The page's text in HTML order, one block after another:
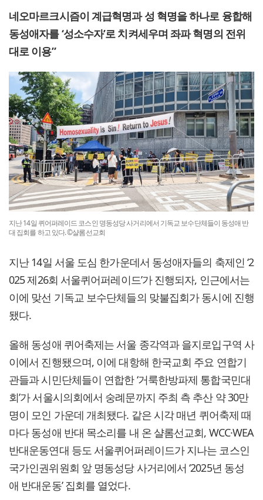
네오마르크시즘이 계급혁명과 성 혁명을 하나로 융합해
동성애자를 ‘성소수자’로 치켜세우며 좌파 혁명의 전위
대로 이용”
지난 14일 퀴어퍼레이드 코스인 명동성당 사거리에서 기독교 보수단체들이 동성애 반
대 집회를 하고 있다. ©샬롬선교회
지난 14일 서울 도심 한가운데서 동성애자들의 축제인 ‘2
025 제26회 서울퀴어퍼레이드’가 진행되자, 인근에서는
이에 맞선 기독교 보수단체들의 맞불집회가 동시에 진행
됐다.
올해 동성애 퀴어축제는 서울 종각역과 을지로입구역 사
이에서 진행됐으며, 이에 대항해 한국교회 주요 연합기
관들과 시민단체들이 연합한 ‘거룩한방파제 통합국민대
회’가 서울시의회에서 숭례문까지 주최 측 추산 약 30만
명이 모인 가운데 개최됐다. 같은 시각 매년 퀴어축제 때
마다 동성애 반대 목소리를 내 온 샬롬선교회, WCC·WEA
반대운동연대 등도 서울퀴어퍼레이드가 지나는 코스인
국가인권위원회 앞 명동성당 사거리에서 ‘2025년 동성
애 반대운동’ 집회를 열었다.